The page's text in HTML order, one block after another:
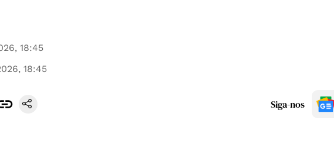
18:45
18:45
Siga-nos